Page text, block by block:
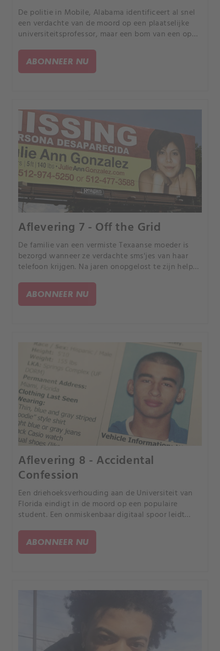
De politie in Mobile, Alabama identificeert al snel
een verdachte van de moord op een plaatselijke
universiteitsprofessor, maar een bom van een op
een heel andere richting.
ABONNEER NU
Aflevering 7 - Off the Grid
De familie van een vermiste Texaanse moeder is
bezorgd wanneer ze verdachte sms'jes van haar
telefoon krijgen. Na jaren onopgelost te zijn helpt
hen aan een overtuigende zaak tegen haar
moordenaar.
ABONNEER NU
Aflevering 8 - Accidental
Confession
Een driehoeksverhouding aan de Universiteit van
Florida eindigt in de moord op een populaire
student. Een onmiskenbaar digitaal spoor leidt
autoriteiten om de details te vinden en tot een
veroordeling te komen.
ABONNEER NU